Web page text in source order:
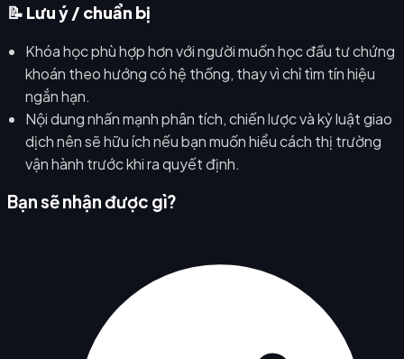
📝 Lưu ý / chuẩn bị
Khóa học phù hợp hơn với người muốn học đầu tư chứng
khoán theo hướng có hệ thống, thay vì chỉ tìm tín hiệu
ngắn hạn.
Nội dung nhấn mạnh phân tích, chiến lược và kỷ luật giao
dịch nên sẽ hữu ích nếu bạn muốn hiểu cách thị trường
vận hành trước khi ra quyết định.
Bạn sẽ nhận được gì?